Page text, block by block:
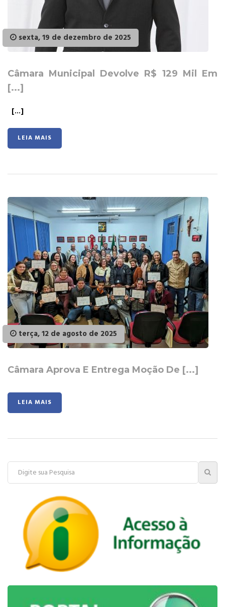
sexta, 19 de dezembro de 2025
Câmara Municipal Devolve R$ 129 Mil Em
[...]
[...]
LEIA MAIS
terça, 12 de agosto de 2025
Câmara Aprova E Entrega Moção De [...]
LEIA MAIS